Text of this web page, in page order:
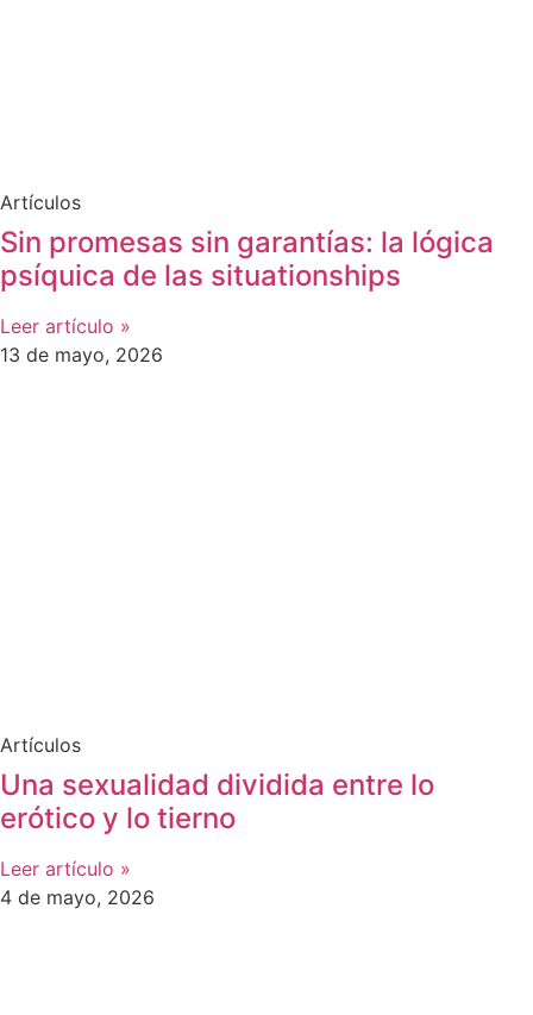
Artículos
Sin promesas sin garantías: la lógica
psíquica de las situationships
Leer artículo »
13 de mayo, 2026
Artículos
Una sexualidad dividida entre lo
erótico y lo tierno
Leer artículo »
4 de mayo, 2026